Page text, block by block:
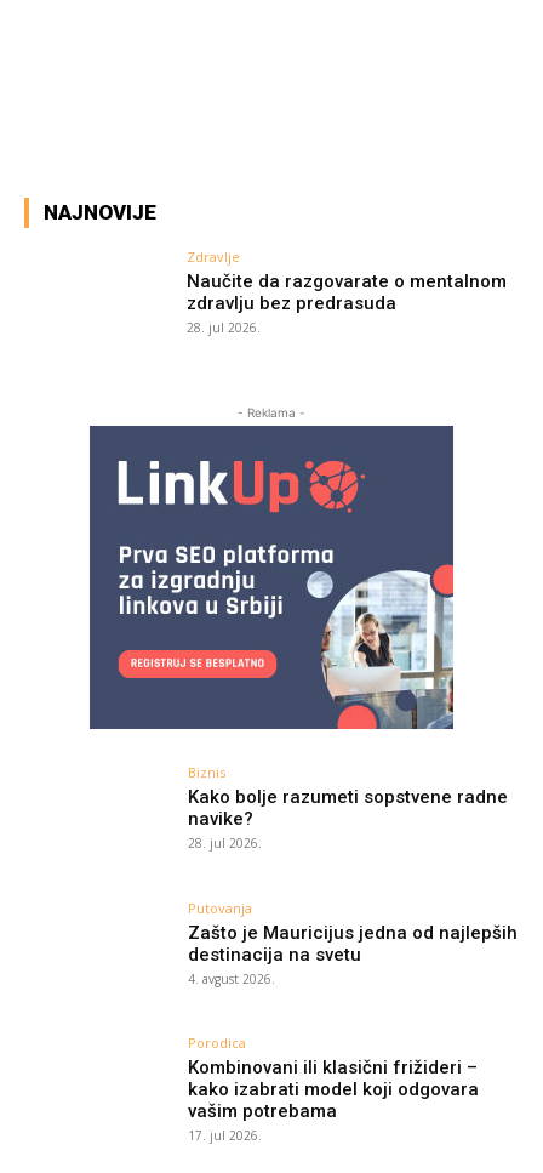
NAJNOVIJE
Zdravlje
Naučite da razgovarate o mentalnom
zdravlju bez predrasuda
28. jul 2026.
- Reklama -
Biznis
Kako bolje razumeti sopstvene radne
navike?
28. jul 2026.
Putovanja
Zašto je Mauricijus jedna od najlepših
destinacija na svetu
4. avgust 2026.
Porodica
Kombinovani ili klasični frižideri –
kako izabrati model koji odgovara
vašim potrebama
17. jul 2026.